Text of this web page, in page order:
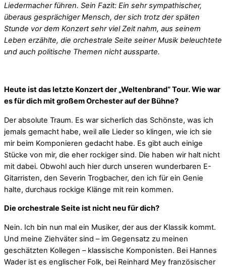
Liedermacher führen. Sein Fazit: Ein sehr sympathischer,
überaus gesprächiger Mensch, der sich trotz der späten
Stunde vor dem Konzert sehr viel Zeit nahm, aus seinem
Leben erzählte, die orchestrale Seite seiner Musik beleuchtete
und auch politische Themen nicht aussparte.
Heute ist das letzte Konzert der „Weltenbrand“ Tour. Wie war
es für dich mit großem Orchester auf der Bühne?
Der absolute Traum. Es war sicherlich das Schönste, was ich
jemals gemacht habe, weil alle Lieder so klingen, wie ich sie
mir beim Komponieren gedacht habe. Es gibt auch einige
Stücke von mir, die eher rockiger sind. Die haben wir halt nicht
mit dabei. Obwohl auch hier durch unseren wunderbaren E-
Gitarristen, den Severin Trogbacher, den ich für ein Genie
halte, durchaus rockige Klänge mit rein kommen.
Die orchestrale Seite ist nicht neu für dich?
Nein. Ich bin nun mal ein Musiker, der aus der Klassik kommt.
Und meine Ziehväter sind – im Gegensatz zu meinen
geschätzten Kollegen – klassische Komponisten. Bei Hannes
Wader ist es englischer Folk, bei Reinhard Mey französischer